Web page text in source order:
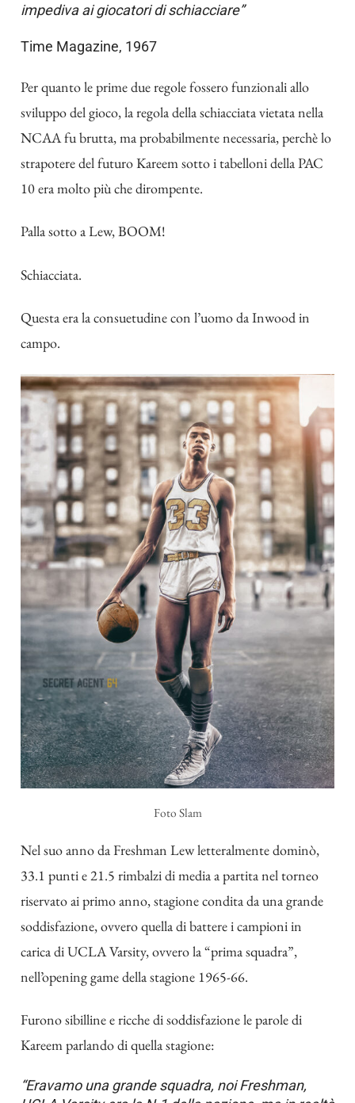
impediva ai giocatori di schiacciare”
Time Magazine, 1967
Per quanto le prime due regole fossero funzionali allo
sviluppo del gioco, la regola della schiacciata vietata nella
NCAA fu brutta, ma probabilmente necessaria, perchè lo
strapotere del futuro Kareem sotto i tabelloni della PAC
10 era molto più che dirompente.
Palla sotto a Lew, BOOM!
Schiacciata.
Questa era la consuetudine con l’uomo da Inwood in
campo.
Foto Slam
Nel suo anno da Freshman Lew letteralmente dominò,
33.1 punti e 21.5 rimbalzi di media a partita nel torneo
riservato ai primo anno, stagione condita da una grande
soddisfazione, ovvero quella di battere i campioni in
carica di UCLA Varsity, ovvero la “prima squadra”,
nell’opening game della stagione 1965-66.
Furono sibilline e ricche di soddisfazione le parole di
Kareem parlando di quella stagione:
“Eravamo una grande squadra, noi Freshman,